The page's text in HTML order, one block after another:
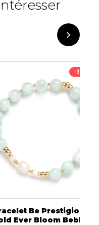
-30%
Be Prestigious
Ever Bloom Beblue